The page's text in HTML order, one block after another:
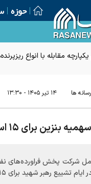
حوزه
مقابله با انواع
ها ۱۴ تير ۱۴۰۵ - ۱۳:۳۰
بنزین برای ۱۵ استان
شرکت پخش فراورده‌های
تشییع رهبر شهید برای ۱۵ استان خبر داد.